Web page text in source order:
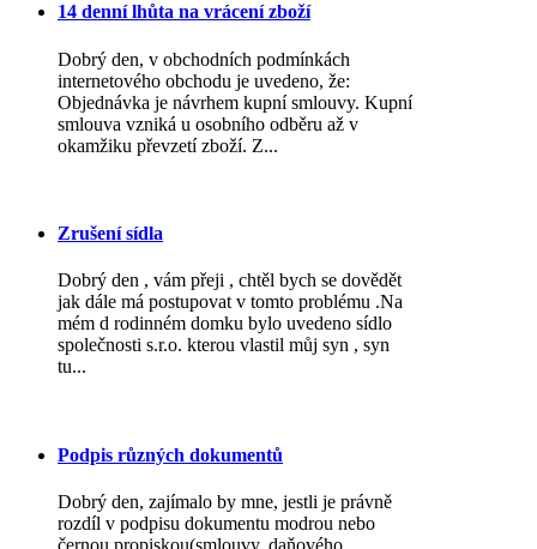
14 denní lhůta na vrácení zboží
Dobrý den, v obchodních podmínkách
internetového obchodu je uvedeno, že:
Objednávka je návrhem kupní smlouvy. Kupní
smlouva vzniká u osobního odběru až v
okamžiku převzetí zboží. Z...
Zrušení sídla
Dobrý den , vám přeji , chtěl bych se dovědět
jak dále má postupovat v tomto problému .Na
mém d rodinném domku bylo uvedeno sídlo
společnosti s.r.o. kterou vlastil můj syn , syn
tu...
Podpis různých dokumentů
Dobrý den, zajímalo by mne, jestli je právně
rozdíl v podpisu dokumentu modrou nebo
černou propiskou(smlouvy, daňového